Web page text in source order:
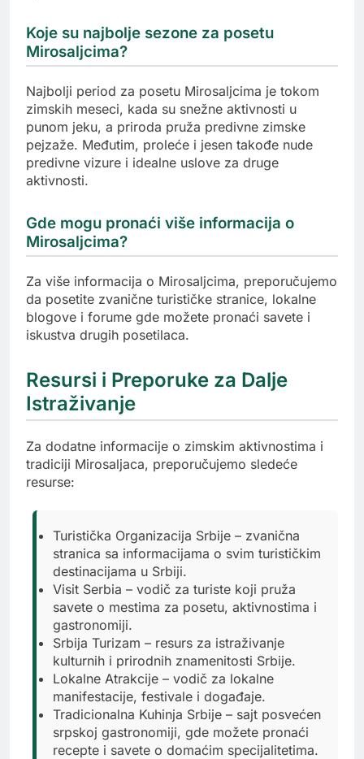
Koje su najbolje sezone za posetu
Mirosaljcima?
Najbolji period za posetu Mirosaljcima je tokom
zimskih meseci, kada su snežne aktivnosti u
punom jeku, a priroda pruža predivne zimske
pejzaže. Međutim, proleće i jesen takođe nude
predivne vizure i idealne uslove za druge
aktivnosti.
Gde mogu pronaći više informacija o
Mirosaljcima?
Za više informacija o Mirosaljcima, preporučujemo
da posetite zvanične turističke stranice, lokalne
blogove i forume gde možete pronaći savete i
iskustva drugih posetilaca.
Resursi i Preporuke za Dalje
Istraživanje
Za dodatne informacije o zimskim aktivnostima i
tradiciji Mirosaljaca, preporučujemo sledeće
resurse:
Turistička Organizacija Srbije – zvanična
stranica sa informacijama o svim turističkim
destinacijama u Srbiji.
Visit Serbia – vodič za turiste koji pruža
savete o mestima za posetu, aktivnostima i
gastronomiji.
Srbija Turizam – resurs za istraživanje
kulturnih i prirodnih znamenitosti Srbije.
Lokalne Atrakcije – vodič za lokalne
manifestacije, festivale i događaje.
Tradicionalna Kuhinja Srbije – sajt posvećen
srpskoj gastronomiji, gde možete pronaći
recepte i savete o domaćim specijalitetima.